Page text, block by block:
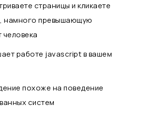
страницы и кликаете
намного превышающую
работе javascript в вашем
похоже на поведение
систем